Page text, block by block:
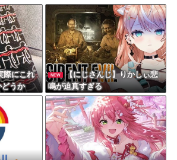
際にこれ
どうか
NEW
【にじさんじ】りかしぃ悲
鳴が迫真すぎる